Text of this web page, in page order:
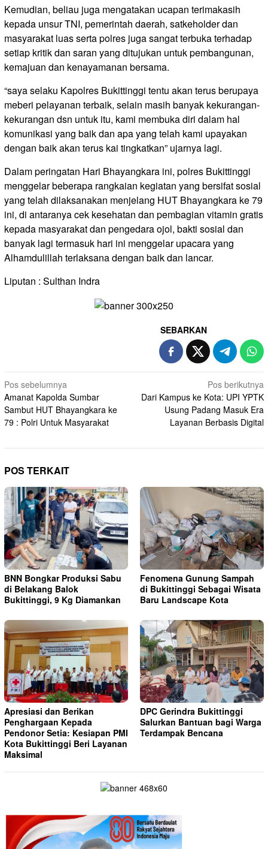
Kemudian, beliau juga mengatakan ucapan terimakasih
kepada unsur TNI, pemerintah daerah, satkeholder dan
masyarakat luas serta polres juga sangat terbuka terhadap
setiap kritik dan saran yang ditujukan untuk pembangunan,
kemajuan dan kenayamanan bersama.
“saya selaku Kapolres Bukittinggi tentu akan terus berupaya
meberi pelayanan terbaik, selain masih banyak kekurangan-
kekurangan dsn untuk itu, kami membuka diri dalam hal
komunikasi yang baik dan apa yang telah kami upayakan
dengan baik akan terus kai tingkatkan” ujarnya lagi.
Dalam peringatan Hari Bhayangkara ini, polres Bukittinggi
menggelar beberapa rangkaian kegiatan yang bersifat sosial
yang telah dilaksanakan menjelang HUT Bhayangkara ke 79
ini, di antaranya cek kesehatan dan pembagian vitamin gratis
kepada masyarakat dan pengedara ojol, bakti sosial dan
banyak lagi termasuk hari ini menggelar upacara yang
Alhamdulillah terlaksana dengan baik dan lancar.
Liputan : Sulthan Indra
SEBARKAN
Navigasi
pos
Pos sebelumnya
Amanat Kapolda Sumbar
Sambut HUT Bhayangkara ke
79 : Polri Untuk Masyarakat
Pos berikutnya
Dari Kampus ke Kota: UPI YPTK
Usung Padang Masuk Era
Layanan Berbasis Digital
POS TERKAIT
BNN Bongkar Produksi Sabu
di Belakang Balok
Bukittinggi, 9 Kg Diamankan
Fenomena Gunung Sampah
di Bukittinggi Sebagai Wisata
Baru Landscape Kota
Apresiasi dan Berikan
Penghargaan Kepada
Pendonor Setia: Kesiapan PMI
Kota Bukittinggi Beri Layanan
Maksimal
DPC Gerindra Bukittinggi
Salurkan Bantuan bagi Warga
Terdampak Bencana